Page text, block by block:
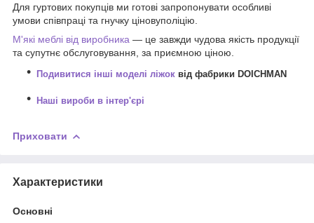
Для гуртових покупців ми готові запропонувати особливі
умови співпраці та гнучку ціновуполіцію.
М'які меблі від виробника — це завжди чудова якість продукції
та супутнє обслуговування, за приємною ціною.
Подивитися інші моделі ліжок від фабрики DOICHMAN
Наші вироби в інтер'єрі
Приховати
Характеристики
Основні